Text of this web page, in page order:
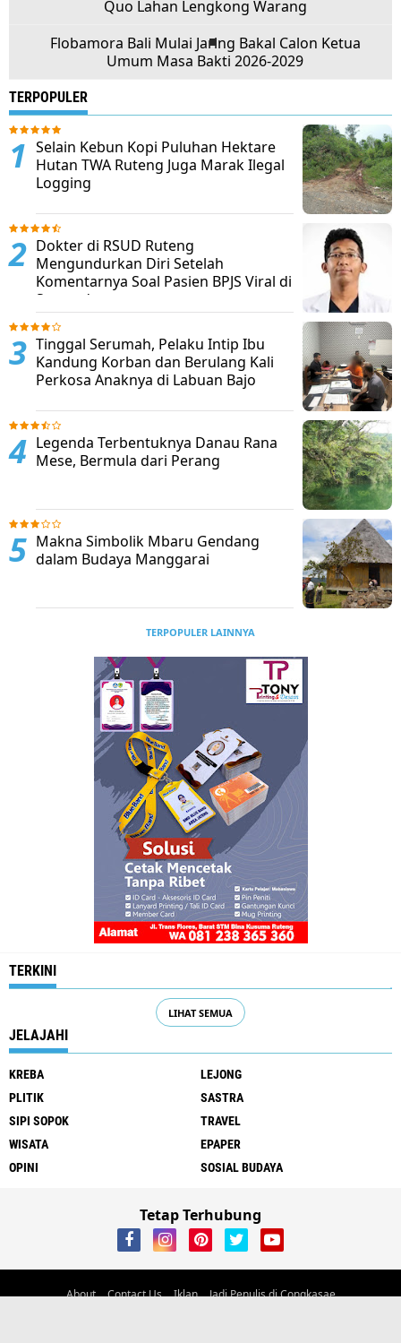
Quo Lahan Lengkong Warang
Flobamora Bali Mulai Jaring Bakal Calon Ketua
Umum Masa Bakti 2026-2029
TERPOPULER
Selain Kebun Kopi Puluhan Hektare
Hutan TWA Ruteng Juga Marak Ilegal
Logging
Dokter di RSUD Ruteng
Mengundurkan Diri Setelah
Komentarnya Soal Pasien BPJS Viral di
Sosmed
Tinggal Serumah, Pelaku Intip Ibu
Kandung Korban dan Berulang Kali
Perkosa Anaknya di Labuan Bajo
Legenda Terbentuknya Danau Rana
Mese, Bermula dari Perang
Makna Simbolik Mbaru Gendang
dalam Budaya Manggarai
TERPOPULER LAINNYA
TERKINI
LIHAT SEMUA
JELAJAHI
KREBA
LEJONG
PLITIK
SASTRA
SIPI SOPOK
TRAVEL
WISATA
EPAPER
OPINI
SOSIAL BUDAYA
Tetap Terhubung
About Contact Us Iklan
Jadi Penulis di Congkasae